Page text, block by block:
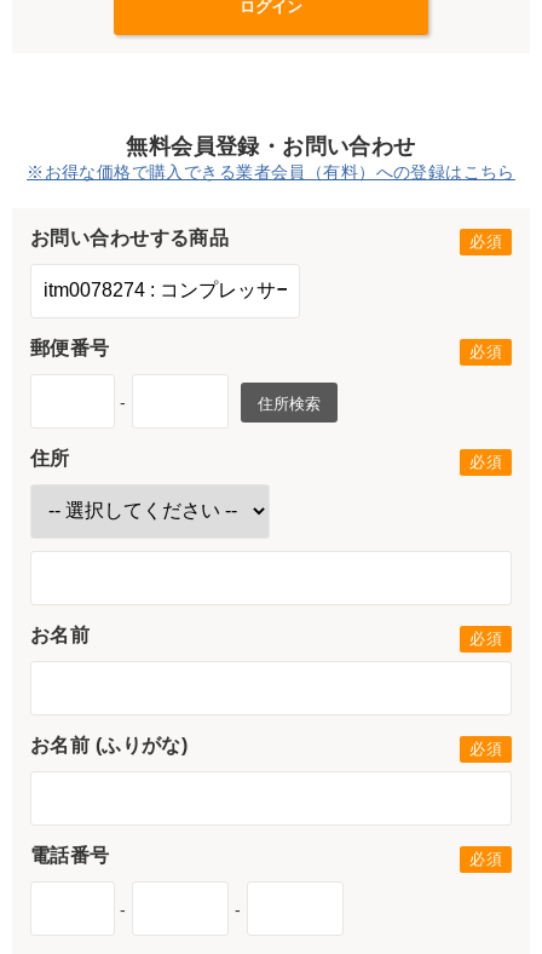
無料会員登録・お問い合わせ
※お得な価格で購入できる業者会員（有料）への登録はこちら
お問い合わせする商品
郵便番号
- 住所検索
住所
お名前
お名前 (ふりがな)
電話番号
- -